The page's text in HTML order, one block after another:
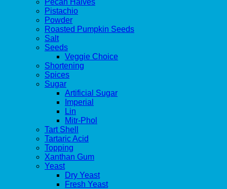
Pecan Halves
Pistachio
Powder
Roasted Pumpkin Seeds
Salt
Seeds
Veggie Choice
Shortening
Spices
Sugar
Artificial Sugar
Imperial
Lin
Mitr-Phol
Tart Shell
Tartaric Acid
Topping
Xanthan Gum
Yeast
Dry Yeast
Fresh Yeast